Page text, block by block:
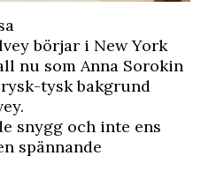
börjar i New York
nu som Anna Sorokin
tysk bakgrund
snygg och inte ens
spännande